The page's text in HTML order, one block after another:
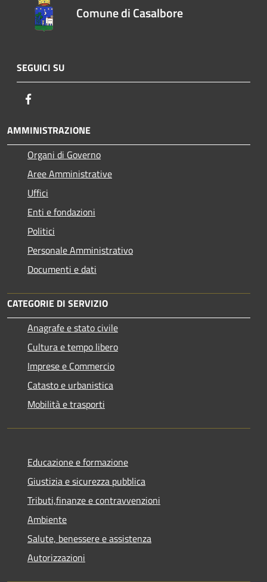
Comune di Casalbore
SEGUICI SU
AMMINISTRAZIONE
Organi di Governo
Aree Amministrative
Uffici
Enti e fondazioni
Politici
Personale Amministrativo
Documenti e dati
CATEGORIE DI SERVIZIO
Anagrafe e stato civile
Cultura e tempo libero
Imprese e Commercio
Catasto e urbanistica
Mobilità e trasporti
Educazione e formazione
Giustizia e sicurezza pubblica
Tributi,finanze e contravvenzioni
Ambiente
Salute, benessere e assistenza
Autorizzazioni